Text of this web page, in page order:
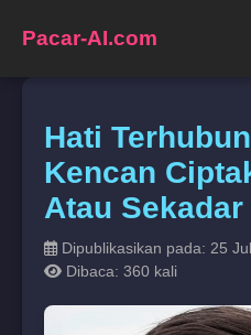
Pacar-AI.com
Hati
Kencan
Atau Sekadar
Dipublikasikan pada: 25
Dibaca: 360 kali